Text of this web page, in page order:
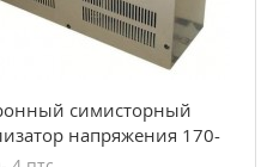
симисторный
напряжения 170-
Volter СНПТО- 4 птс